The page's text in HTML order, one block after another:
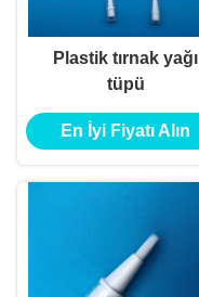
Plastik tırnak yağı
tüpü
En İyi Fiyatı Alın